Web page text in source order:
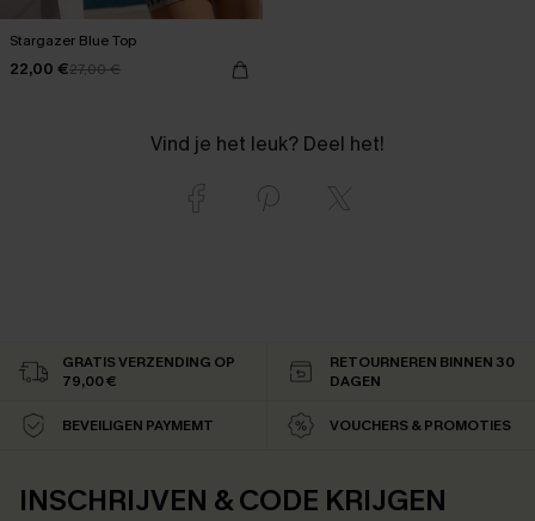
Stargazer Blue Top
22,00 €27,00 €
Vind je het leuk? Deel het!
GRATIS VERZENDING OP
79,00 €
RETOURNEREN BINNEN 30
DAGEN
BEVEILIGEN PAYMEMT VOUCHERS & PROMOTIES
INSCHRIJVEN & CODE KRIJGEN